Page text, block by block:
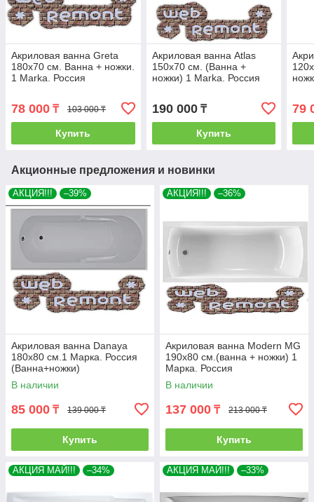
Акриловая ванна Greta
180х70 см. Ванна + ножки.
1 Marka. Россия
78 000 ₸ 103 000 ₸
Купить
Акриловая ванна Atlas
150х70 см. (Ванна +
ножки) 1 Marka. Россия
190 000₸
Купить
79
Акционные предложения и новинки
АКЦИЯ!!! –39%
Акриловая ванна Danaya
180x80 см.1 Марка. Россия
(Ванна+ножки)
В наличии
85 000 ₸ 139 000 ₸
Купить
АКЦИЯ!!! –36%
Акриловая ванна Modern MG
190х80 см.(ванна + ножки) 1
Марка. Россия
В наличии
137 000 ₸ 213 000 ₸
Купить
АКЦИЯ МАЙ!!! –34% АКЦИЯ МАЙ!!! –33%